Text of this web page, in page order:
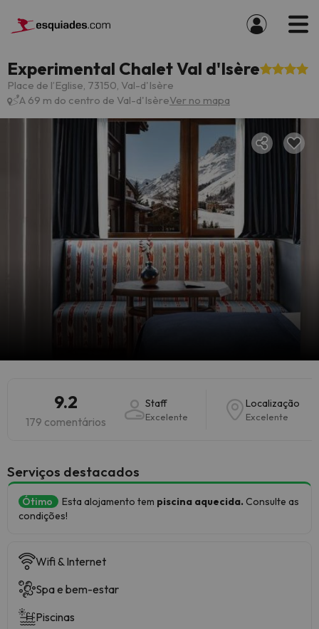
Experimental Chalet Val d'Isère
Place de l’Eglise, 73150, Val-d'Isère
A 69 m do centro de Val-d'IsèreVer no mapa
9.2
179 comentários
Staff
Excelente
Localização
Excelente
Serviços destacados
Ótimo Esta alojamento tem piscina aquecida. Consulte as
condições!
Wifi & Internet
Spa e bem-estar
Piscinas